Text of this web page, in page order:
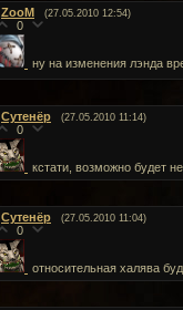
ZooM (27.05.2010 12:54)
0
ну на изменения лэнда
Сутенёр (27.05.2010 11:14)
0
кстати, возможно будет
Сутенёр (27.05.2010 11:04)
0
относительная халява